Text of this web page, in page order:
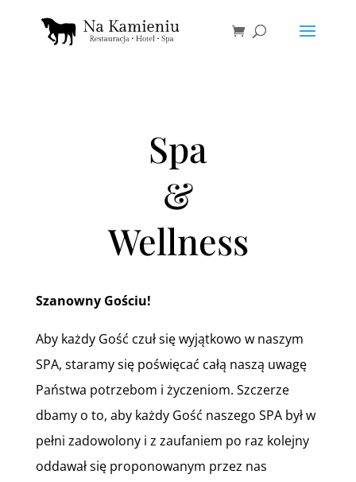
Spa
&
Wellness
Szanowny Gościu!
Aby każdy Gość czuł się wyjątkowo w naszym
SPA, staramy się poświęcać całą naszą uwagę
Państwa potrzebom i życzeniom. Szczerze
dbamy o to, aby każdy Gość naszego SPA był w
pełni zadowolony i z zaufaniem po raz kolejny
oddawał się proponowanym przez nas